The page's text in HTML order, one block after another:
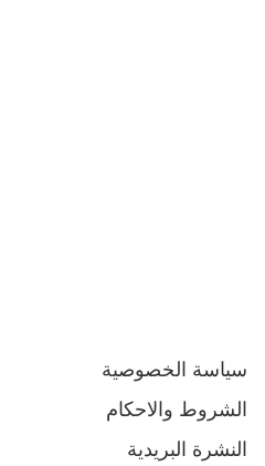
سياسة الخصوصية
الشروط والاحكام
النشرة البريدية